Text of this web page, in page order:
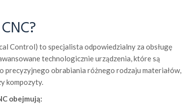
Control) to specjalista odpowiedzialny za obsługę
technologicznie urządzenia, które są
precyzyjnego obrabiania różnego rodzaju materiałów,
kompozyty.
obejmują: